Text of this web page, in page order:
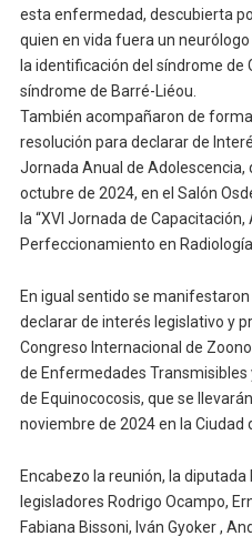
esta enfermedad, descubierta
quien en vida fuera un
la identificación del síndrome de
síndrome de Barré-Liéou.
También acompañaron de
resolución para declarar de
Jornada Anual de Adolescencia,
octubre de 2024, en el Salón
la “XVI Jornada de
Perfeccionamiento en
En igual sentido se
declarar de interés legislativo y
Congreso Internacional de
de Enfermedades Transmisibles
de Equinococosis, que se
noviembre de 2024 en la Ciudad
Encabezo la reunión, la
legisladores Rodrigo Ocampo,
Fabiana Bissoni, Iván Gyoker ,